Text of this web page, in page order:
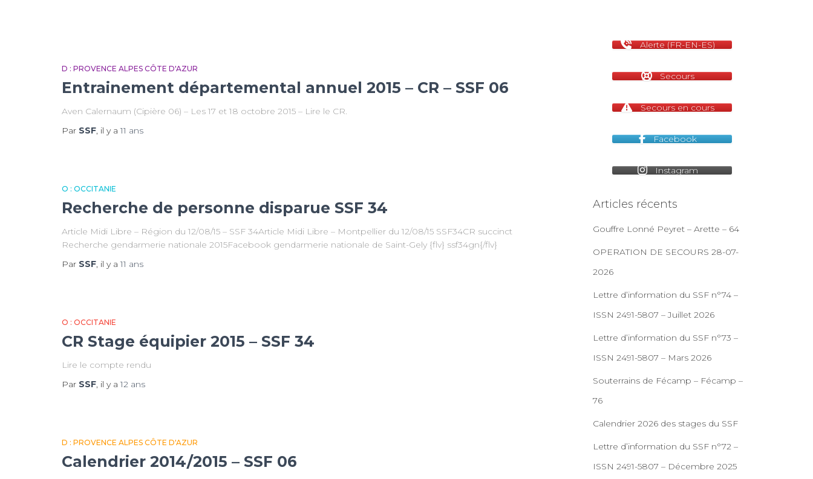
D : PROVENCE ALPES CÔTE D'AZUR
Entrainement départemental annuel 2015 – CR – SSF 06
Aven Calernaum (Cipière 06) – Les 17 et 18 octobre 2015 – Lire le CR.
Par SSF, il y a11 ans
O : OCCITANIE
Recherche de personne disparue SSF 34
Article Midi Libre – Région du 12/08/15 – SSF 34Article Midi Libre – Montpellier du 12/08/15 SSF34CR succinct
Recherche gendarmerie nationale 2015Facebook gendarmerie nationale de Saint-Gely {flv} ssf34gn{/flv}
Par SSF, il y a11 ans
O : OCCITANIE
CR Stage équipier 2015 – SSF 34
Lire le compte rendu
Par SSF, il y a12 ans
D : PROVENCE ALPES CÔTE D'AZUR
Calendrier 2014/2015 – SSF 06
Alerte (FR-EN-ES)
Secours
Secours en cours
Facebook
Instagram
Articles récents
Gouffre Lonné Peyret – Arette – 64
OPERATION DE SECOURS 28-07-
2026
Lettre d’information du SSF n°74 –
ISSN 2491-5807 – Juillet 2026
Lettre d’information du SSF n°73 –
ISSN 2491-5807 – Mars 2026
Souterrains de Fécamp – Fécamp –
76
Calendrier 2026 des stages du SSF
Lettre d’information du SSF n°72 –
ISSN 2491-5807 – Décembre 2025